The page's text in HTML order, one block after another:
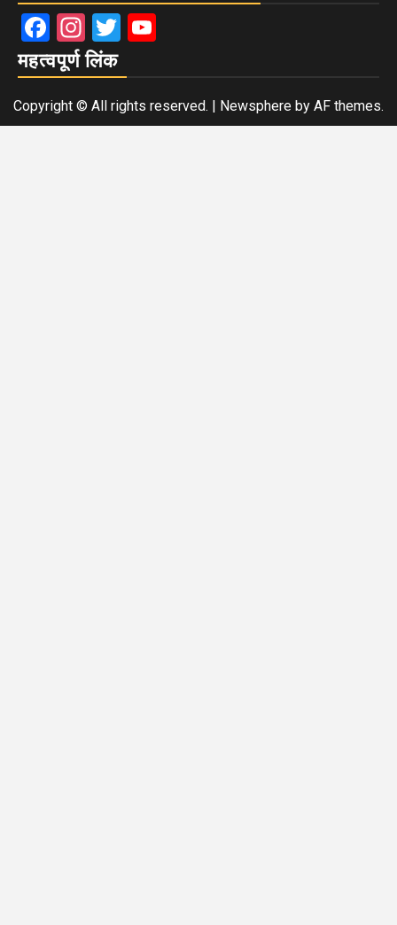
Facebook
Instagram
Twitter
महत्वपूर्ण लिंक
Copyright © All rights reserved. | Newsphere by AF themes.